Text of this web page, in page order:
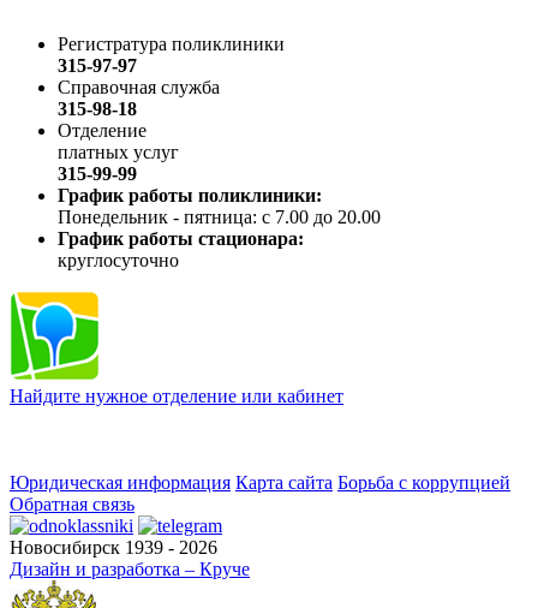
Регистратура поликлиники
315-97-97
Справочная служба
315-98-18
Отделение
платных услуг
315-99-99
График работы поликлиники:
Понедельник - пятница: с 7.00 до 20.00
График работы стационара:
круглосуточно
Найдите нужное отделение или кабинет
Юридическая информация Карта сайта Борьба с коррупцией
Обратная связь
Новосибирск 1939 - 2026
Дизайн и разработка – Круче